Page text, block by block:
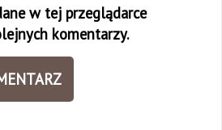
w tej przeglądarce
komentarzy.